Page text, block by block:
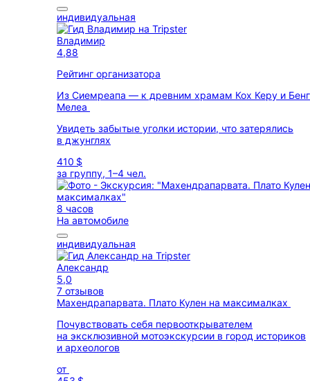
индивидуальная
Владимир
4,88
Рейтинг организатора
Из Сиемреапа — к древним храмам Кох Керу и Бенг
Мелеа
Увидеть забытые уголки истории, что затерялись
в джунглях
410 $
за группу, 1–4 чел.
8 часов
На автомобиле
индивидуальная
Александр
5,0
7 отзывов
Махендрапарвата. Плато Кулен на максималках
Почувствовать себя первооткрывателем
на эксклюзивной мотоэкскурсии в город историков
и археологов
от